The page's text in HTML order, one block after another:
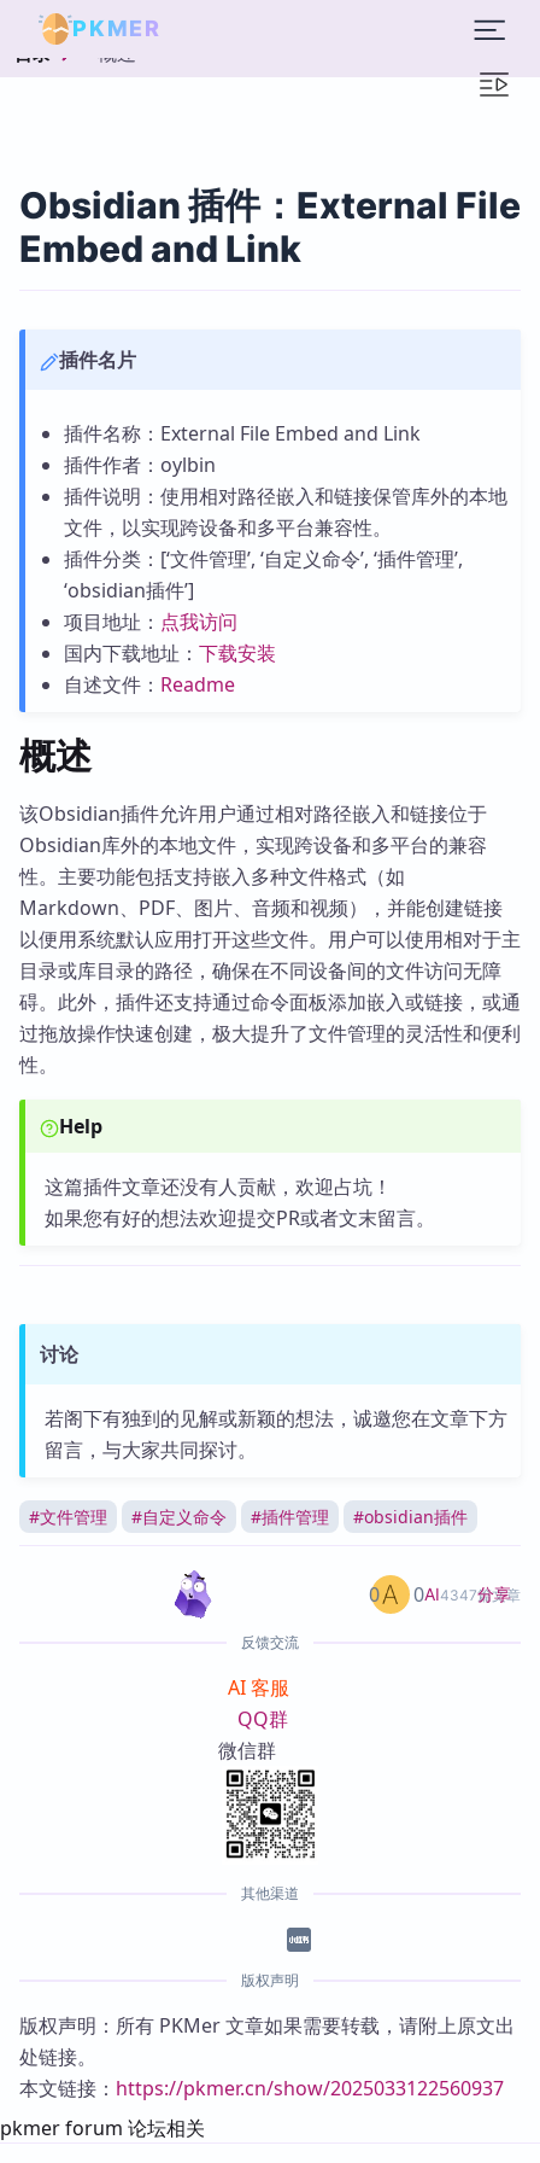
PKMER
目录 概述
Obsidian 插件：External File
Embed and Link
插件名片
插件名称：External File Embed and Link
插件作者：oylbin
插件说明：使用相对路径嵌入和链接保管库外的本地
文件，以实现跨设备和多平台兼容性。
插件分类：[‘文件管理’, ‘自定义命令’, ‘插件管理’,
‘obsidian插件’]
项目地址： 点我访问
国内下载地址： 下载安装
自述文件： Readme
概述
该Obsidian插件允许用户通过相对路径嵌入和链接位于
Obsidian库外的本地文件，实现跨设备和多平台的兼容
性。主要功能包括支持嵌入多种文件格式（如
Markdown、PDF、图片、音频和视频），并能创建链接
以便用系统默认应用打开这些文件。用户可以使用相对于主
目录或库目录的路径，确保在不同设备间的文件访问无障
碍。此外，插件还支持通过命令面板添加嵌入或链接，或通
过拖放操作快速创建，极大提升了文件管理的灵活性和便利
性。
Help
这篇插件文章还没有人贡献，欢迎占坑！
如果您有好的想法欢迎提交PR或者文末留言。
讨论
若阁下有独到的见解或新颖的想法，诚邀您在文章下方
留言，与大家共同探讨。
#文件管理 #自定义命令 #插件管理 #obsidian插件
AI4347篇文章
0 0 分享
反馈交流
AI 客服
QQ群
微信群
其他渠道
版权声明
版权声明：所有 PKMer 文章如果需要转载，请附上原文出
处链接。
本文链接： https://pkmer.cn/show/2025033122560937
pkmer forum 论坛相关